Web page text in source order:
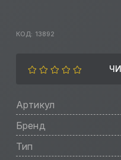
КОД: 13892
Артикул
Бренд
Тип